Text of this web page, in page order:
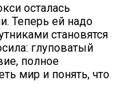
осталась
Теперь ей надо
становятся
глуповатый
полное
мир и понять, что